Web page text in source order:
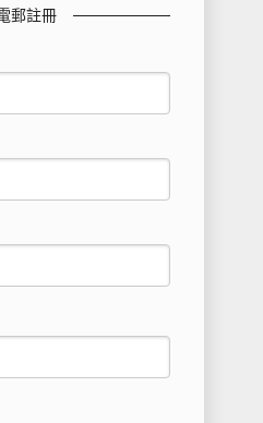
郵註冊